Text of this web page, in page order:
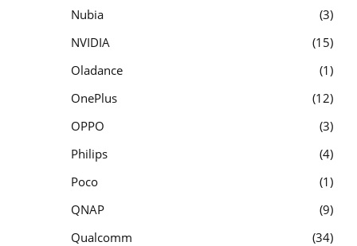
Nubia
3
NVIDIA
15
Oladance
1
OnePlus
12
OPPO
3
Philips
4
Poco
1
QNAP
9
Qualcomm
34